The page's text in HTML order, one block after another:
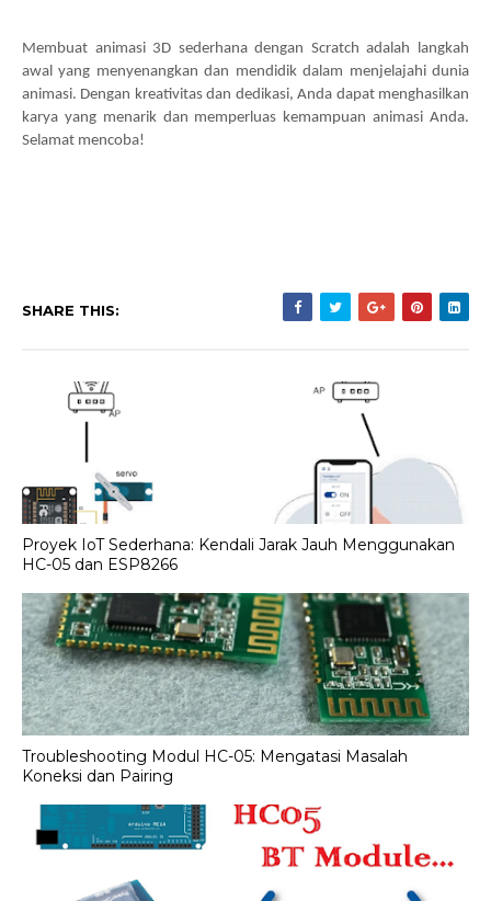
Membuat animasi 3D sederhana dengan Scratch adalah langkah
awal yang menyenangkan dan mendidik dalam menjelajahi dunia
animasi. Dengan kreativitas dan dedikasi, Anda dapat menghasilkan
karya yang menarik dan memperluas kemampuan animasi Anda.
Selamat mencoba!
SHARE THIS:
Proyek IoT Sederhana: Kendali Jarak Jauh Menggunakan
HC-05 dan ESP8266
Troubleshooting Modul HC-05: Mengatasi Masalah
Koneksi dan Pairing